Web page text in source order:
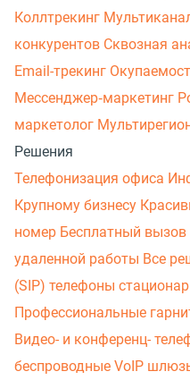
Коллтрекинг
конкурентов Сквозная
Email-трекинг
Мессенджер‑маркетинг
маркетолог
Решения
Телефонизация офиса
Крупному бизнесу
номер Бесплатный вызов
удаленной работы Все
(SIP) телефоны
Профессиональные
Видео- и конференц-
беспроводные VoIP